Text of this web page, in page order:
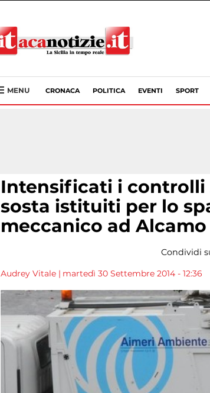
MENU CRONACA POLITICA EVENTI SPORT
Intensificati i controlli
sosta istituiti per lo
meccanico ad Alcamo
Condividi
Audrey Vitale | martedì 30 Settembre 2014 - 12:36